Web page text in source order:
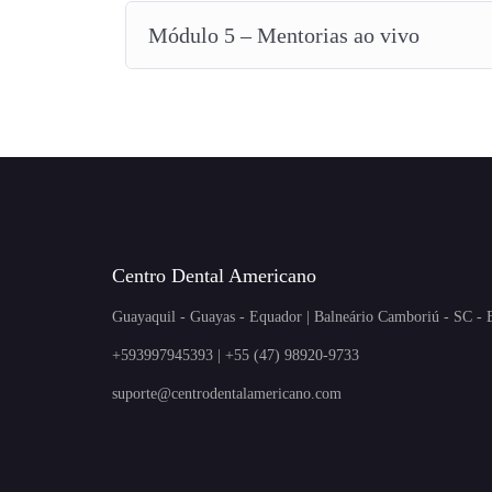
Módulo 5 – Mentorias ao vivo
Centro Dental Americano
Guayaquil - Guayas - Equador | Balneário Camboriú - SC -
+593997945393 | +55 (47) 98920-9733
suporte@centrodentalamericano.com